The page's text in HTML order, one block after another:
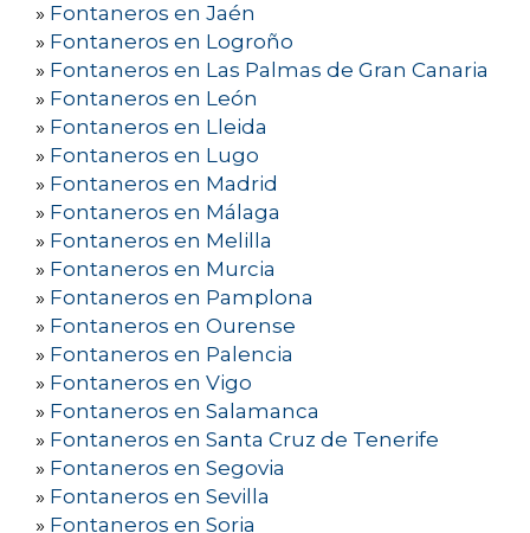
» Fontaneros en Jaén
» Fontaneros en Logroño
» Fontaneros en Las Palmas de Gran Canaria
» Fontaneros en León
» Fontaneros en Lleida
» Fontaneros en Lugo
» Fontaneros en Madrid
» Fontaneros en Málaga
» Fontaneros en Melilla
» Fontaneros en Murcia
» Fontaneros en Pamplona
» Fontaneros en Ourense
» Fontaneros en Palencia
» Fontaneros en Vigo
» Fontaneros en Salamanca
» Fontaneros en Santa Cruz de Tenerife
» Fontaneros en Segovia
» Fontaneros en Sevilla
» Fontaneros en Soria